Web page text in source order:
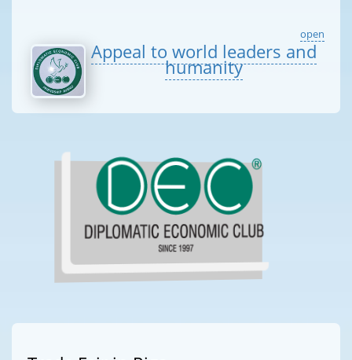
open
Appeal to world leaders and
humanity